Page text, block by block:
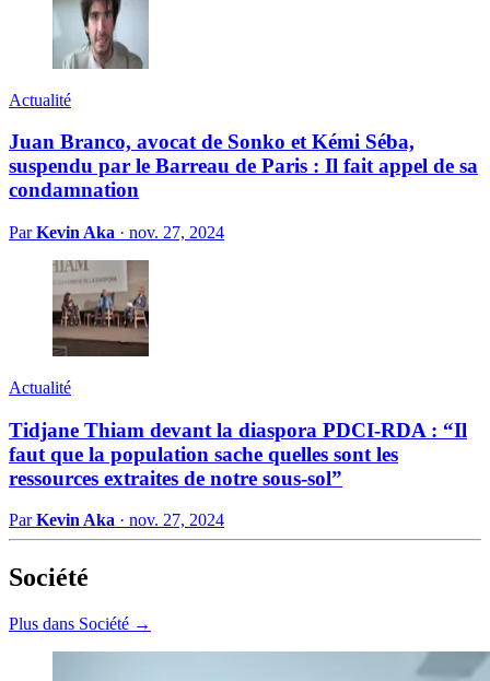
Actualité
Juan Branco, avocat de Sonko et Kémi Séba,
suspendu par le Barreau de Paris : Il fait appel de sa
condamnation
ParKevin Aka · nov. 27, 2024
Actualité
Tidjane Thiam devant la diaspora PDCI-RDA : “Il
faut que la population sache quelles sont les
ressources extraites de notre sous-sol”
ParKevin Aka · nov. 27, 2024
Société
Plus dans Société →